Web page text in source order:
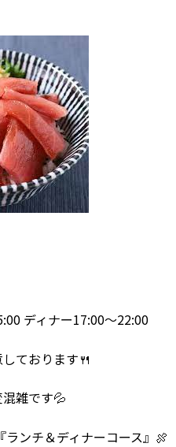
ディナー17:00～22:00
ております🍴
雑です💦
ンチ＆ディナーコース』🍖